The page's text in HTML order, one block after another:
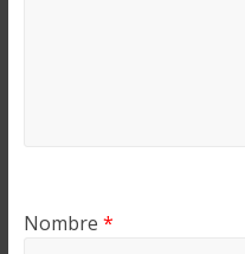
Nombre *